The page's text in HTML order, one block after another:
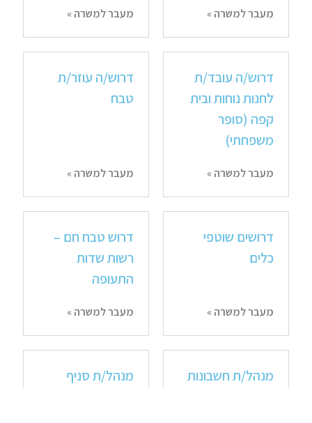
מעבר למשרה » מעבר למשרה »
דרוש/ה עובד/ת
לחנות נוחות ובית
קפה (סופר
משפחתי)
מעבר למשרה »
דרוש/ה עוזר/ת
טבח
מעבר למשרה »
דרושים שוטפי
כלים
מעבר למשרה »
דרוש טבח חם –
רשות שדות
התעופה
מעבר למשרה »
מנהל/ת חשבונות
מנהל/ת סניף